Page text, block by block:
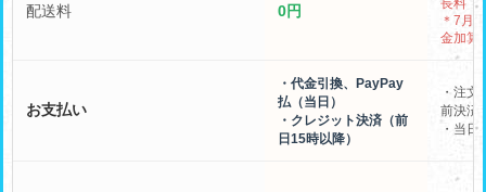
配送料 0円
＊7月
金加算
お支払い
・代金引換、PayPay
払（当日）
・クレジット決済（前
日15時以降）
・注文
前決済
・当日